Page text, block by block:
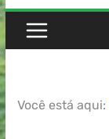
Você está aqui: